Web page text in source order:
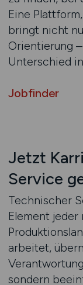
Eine
bringt nicht
Orientierung
Unterschied
Jobfinder
Jetzt
Service
Technischer
Element
arbeitet,
sondern